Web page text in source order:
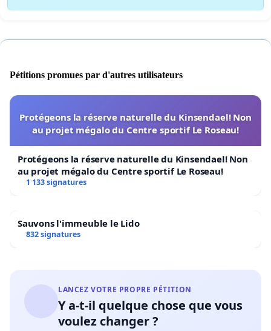
Pétitions promues par d'autres utilisateurs
Protégeons la réserve naturelle du Kinsendael! Non
au projet mégalo du Centre sportif Le Roseau!
Protégeons la réserve naturelle du Kinsendael! Non
au projet mégalo du Centre sportif Le Roseau!
1 133 signatures
Sauvons l'immeuble le Lido
832 signatures
LANCEZ VOTRE PROPRE PÉTITION
Y a-t-il quelque chose que vous
voulez changer ?